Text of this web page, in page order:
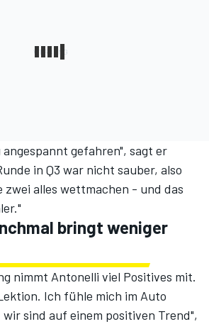
gefahren", sagt er
in Q3 war nicht sauber, also
zwei alles wettmachen - und das
bringt weniger
nimmt Antonelli viel Positives mit.
Ich fühle mich im Auto
sind auf einem positiven Trend",